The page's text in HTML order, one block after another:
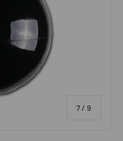
7 / van
9